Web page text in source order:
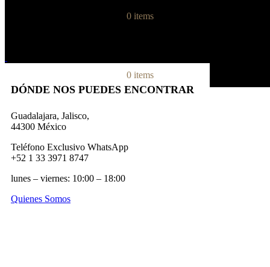
0 items
0 items
DÓNDE NOS PUEDES ENCONTRAR
Guadalajara, Jalisco,
44300 México
Teléfono Exclusivo WhatsApp
+52 1 33 3971 8747
lunes – viernes: 10:00 – 18:00
Quienes Somos